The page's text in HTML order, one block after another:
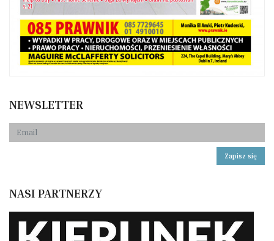
NEWSLETTER
Zapisz się
NASI PARTNERZY